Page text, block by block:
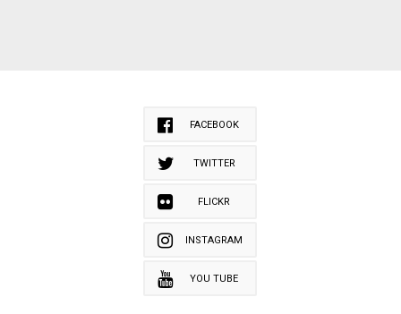
FACEBOOK
TWITTER
FLICKR
INSTAGRAM
YOU TUBE